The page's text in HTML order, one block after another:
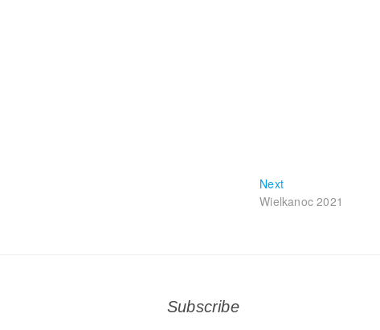
NextNext
post:
Wielkanoc 2021
Subscribe